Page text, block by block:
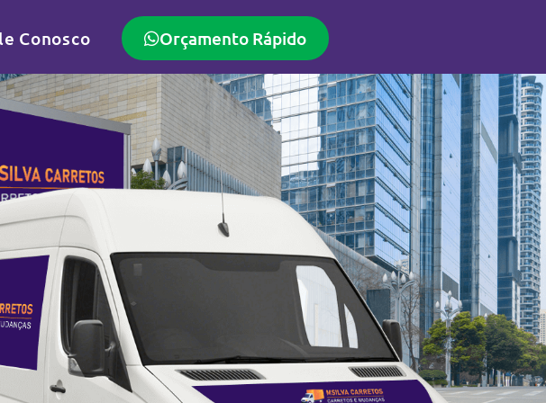
Conosco Orçamento Rápido